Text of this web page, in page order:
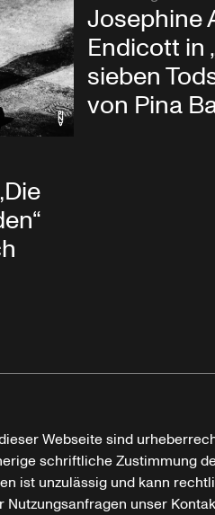
Josephine
Endicott in
sieben
von Pina
Webseite sind
schriftliche Zustimmung
ist unzulässig und kann
Nutzungsanfragen unser